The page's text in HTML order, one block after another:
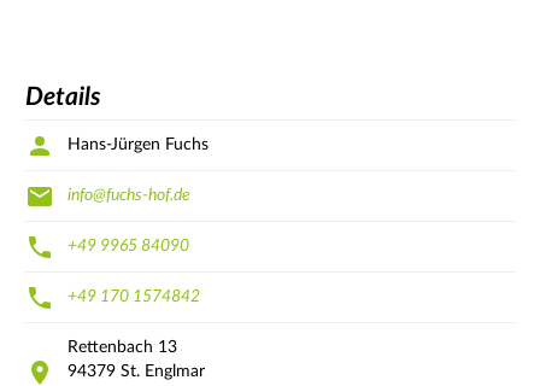
Details
Hans-Jürgen Fuchs
info@fuchs-hof.de
+49 9965 84090
+49 170 1574842
Rettenbach 13
94379 St. Englmar